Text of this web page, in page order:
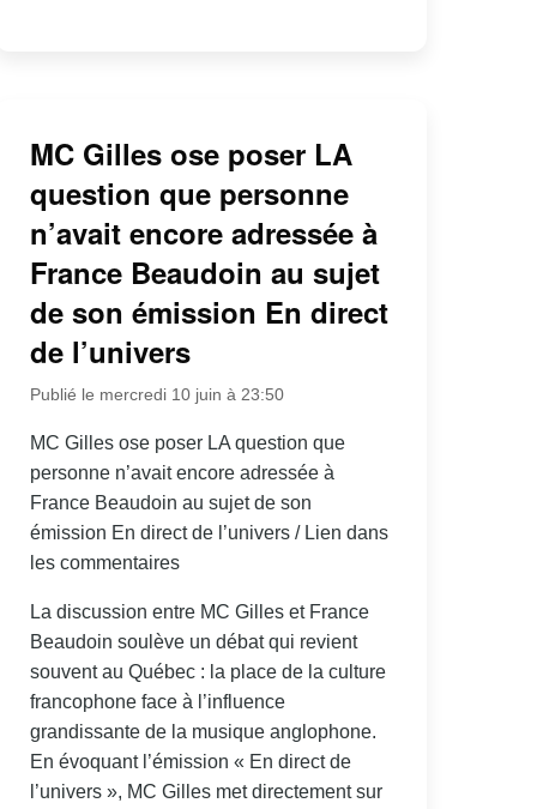
MC Gilles ose poser LA
question que personne
n’avait encore adressée à
France Beaudoin au sujet
de son émission En direct
de l’univers
Publié le mercredi 10 juin à 23:50
MC Gilles ose poser LA question que
personne n’avait encore adressée à
France Beaudoin au sujet de son
émission En direct de l’univers / Lien dans
les commentaires
La discussion entre MC Gilles et France
Beaudoin soulève un débat qui revient
souvent au Québec : la place de la culture
francophone face à l’influence
grandissante de la musique anglophone.
En évoquant l’émission « En direct de
l’univers », MC Gilles met directement sur